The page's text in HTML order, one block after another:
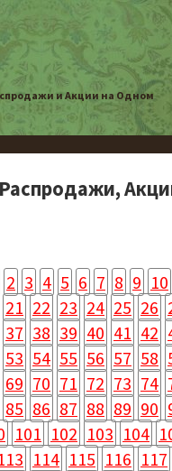
и Акции на Одном
2 3 4 5 6 7 8 9 10
21 22 23 24 25 26
37 38 39 40 41 42
53 54 55 56 57 58
69 70 71 72 73 74
85 86 87 88 89 90
101 102 103 104
114 115 116 117